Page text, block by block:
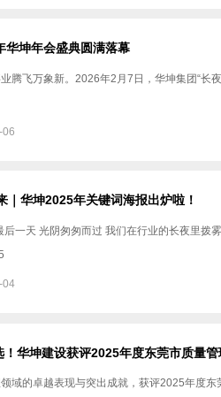
华坤年会盛典圆满落幕
腾飞万象新。2026年2月7日，华坤集团“长
06
｜华坤2025年关键词海报出炉啦！
一天 光阴匆匆而过 我们在行业的长夜里拨
04
！华坤建设获评2025年度东莞市质量
域的卓越表现与突出成就，获评2025年度